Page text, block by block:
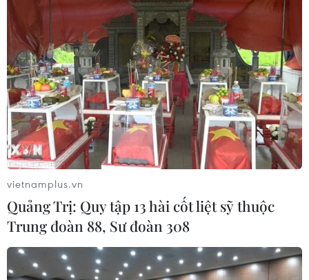
vietnamplus.vn
Quảng Trị: Quy tập 13 hài cốt liệt sỹ thuộc
Trung đoàn 88, Sư đoàn 308